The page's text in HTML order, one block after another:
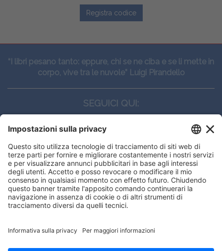
Registra codice
“I libri pesano tanto: eppure, chi se ne ciba e se li mette in
corpo, vive tra le nuvole” Luigi Pirandello
SEGUICI QUI:
CONTATTI
Edi.Ermes srl
Viale E. Forlanini, 21 - 20134, Milano
(+39)027021121
E-mail:eeinfo@eenet.it
ORARI
offrirti la migliore navigazione